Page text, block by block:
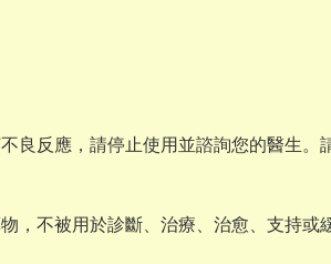
良反應，請停止使用並諮詢您的醫生。
，不被用於診斷、治療、治愈、支持或